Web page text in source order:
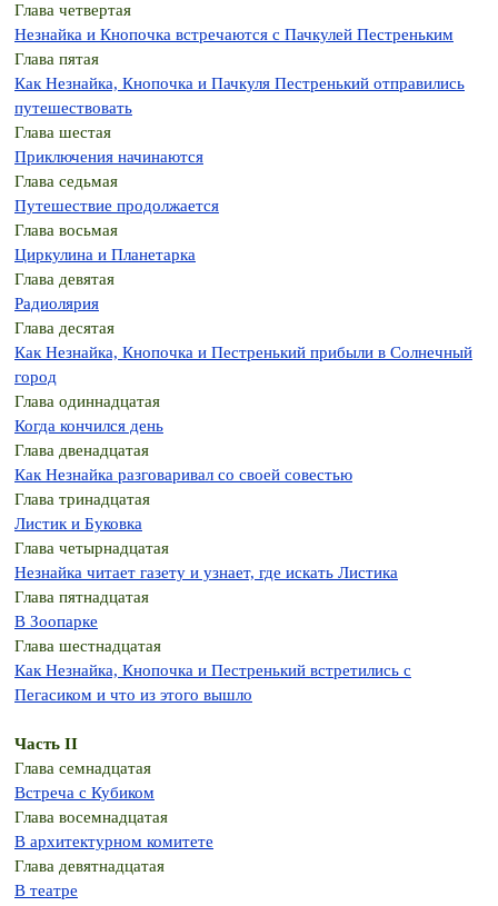
Глава четвертая
Незнайка и Кнопочка встречаются с Пачкулей Пестреньким
Глава пятая
Как Незнайка, Кнопочка и Пачкуля Пестренький отправились
путешествовать
Глава шестая
Приключения начинаются
Глава седьмая
Путешествие продолжается
Глава восьмая
Циркулина и Планетарка
Глава девятая
Радиолярия
Глава десятая
Как Незнайка, Кнопочка и Пестренький прибыли в Солнечный
город
Глава одиннадцатая
Когда кончился день
Глава двенадцатая
Как Незнайка разговаривал со своей совестью
Глава тринадцатая
Листик и Буковка
Глава четырнадцатая
Незнайка читает газету и узнает, где искать Листика
Глава пятнадцатая
В Зоопарке
Глава шестнадцатая
Как Незнайка, Кнопочка и Пестренький встретились с
Пегасиком и что из этого вышло
Часть II
Глава семнадцатая
Встреча с Кубиком
Глава восемнадцатая
В архитектурном комитете
Глава девятнадцатая
В театре